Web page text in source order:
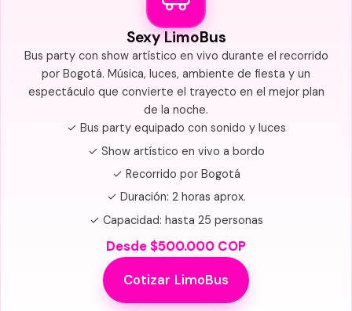
Sexy LimoBus
Bus party con show artístico en vivo durante el recorrido
por Bogotá. Música, luces, ambiente de fiesta y un
espectáculo que convierte el trayecto en el mejor plan
de la noche.
✓ Bus party equipado con sonido y luces
✓ Show artístico en vivo a bordo
✓ Recorrido por Bogotá
✓ Duración: 2 horas aprox.
✓ Capacidad: hasta 25 personas
Desde $500.000 COP
Cotizar LimoBus